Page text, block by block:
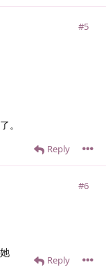
#5
。
Reply
#6
Reply